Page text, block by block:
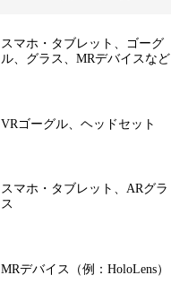
スマホ・タブレット、ゴーグ
ル、グラス、MRデバイスなど
VRゴーグル、ヘッドセット
スマホ・タブレット、ARグラ
ス
MRデバイス（例：HoloLens）